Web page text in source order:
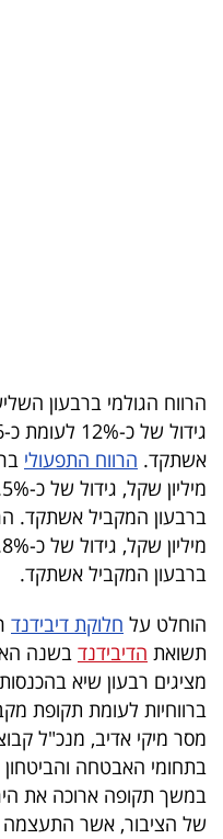
40
UNDER
40
שיתופי
פעולה
דרושים
ניוזלטרים
אשתקד. הרווח התפעולי
ברבעון המקביל אשתקד.
הוחלט על חלוקת דיבידנד
תשואת הדיבידנד
מציגים רבעון שיא
ברווחיות לעומת תקופת
בתחומי האבטחה
במשך תקופה ארוכה את
של הציבור, אשר